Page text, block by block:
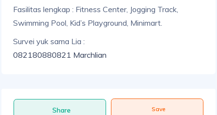
Fasilitas lengkap : Fitness Center, Jogging Track,
Swimming Pool, Kid’s Playground, Minimart.
Survei yuk sama Lia :
082180880821 Marchlian
Share Save